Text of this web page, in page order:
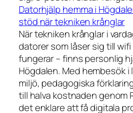
Datorhjälp hemma i
stöd när tekniken krånglar
När tekniken krånglar i
datorer som låser sig till
fungerar – finns personlig
Högdalen. Med hembesök
miljö, pedagogiska
till halva kostnaden genom
det enklare att få digitala